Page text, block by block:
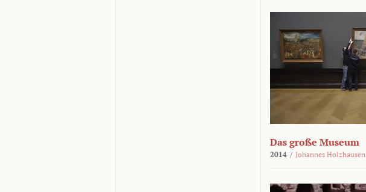
Das große Museum
2014 / Johannes Holzhausen